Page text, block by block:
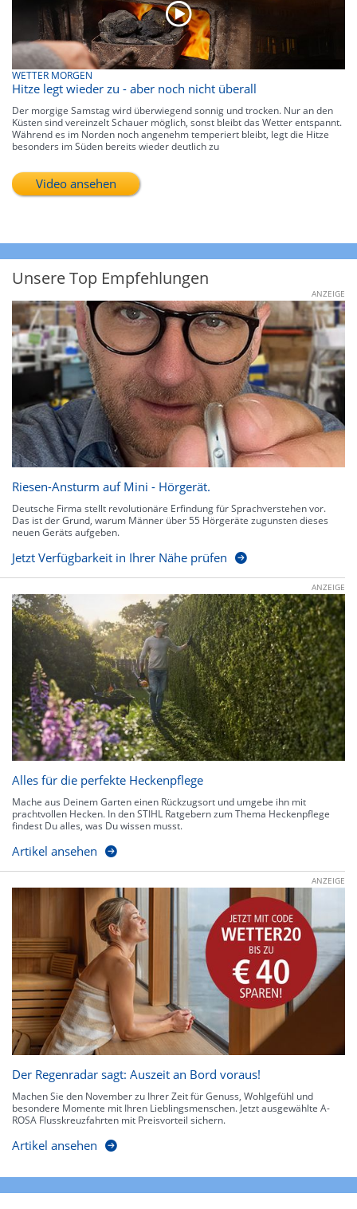
WETTER MORGEN
Hitze legt wieder zu - aber noch nicht überall
Der morgige Samstag wird überwiegend sonnig und trocken. Nur an den
Küsten sind vereinzelt Schauer möglich, sonst bleibt das Wetter entspannt.
Während es im Norden noch angenehm temperiert bleibt, legt die Hitze
besonders im Süden bereits wieder deutlich zu
Video ansehen
Unsere Top Empfehlungen
ANZEIGE
Riesen-Ansturm auf Mini - Hörgerät.
Deutsche Firma stellt revolutionäre Erfindung für Sprachverstehen vor.
Das ist der Grund, warum Männer über 55 Hörgeräte zugunsten dieses
neuen Geräts aufgeben.
Jetzt Verfügbarkeit in Ihrer Nähe prüfen
ANZEIGE
Alles für die perfekte Heckenpflege
Mache aus Deinem Garten einen Rückzugsort und umgebe ihn mit
prachtvollen Hecken. In den STIHL Ratgebern zum Thema Heckenpflege
findest Du alles, was Du wissen musst.
Artikel ansehen
ANZEIGE
Der Regenradar sagt: Auszeit an Bord voraus!
Machen Sie den November zu Ihrer Zeit für Genuss, Wohlgefühl und
besondere Momente mit Ihren Lieblingsmenschen. Jetzt ausgewählte A-
ROSA Flusskreuzfahrten mit Preisvorteil sichern.
Artikel ansehen